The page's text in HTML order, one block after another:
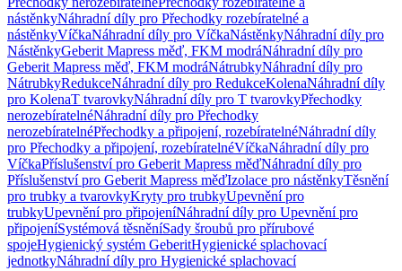
nástěnkyNáhradní díly pro Přechodky rozebíratelné a
nástěnkyVíčkaNáhradní díly pro VíčkaNástěnkyNáhradní díly pro
NástěnkyGeberit Mapress měď, FKM modráNáhradní díly pro
Geberit Mapress měď, FKM modráNátrubkyNáhradní díly pro
NátrubkyRedukceNáhradní díly pro RedukceKolenaNáhradní díly
pro KolenaT tvarovkyNáhradní díly pro T tvarovkyPřechodky
nerozebíratelnéNáhradní díly pro Přechodky
nerozebíratelnéPřechodky a připojení, rozebíratelnéNáhradní díly
pro Přechodky a připojení, rozebíratelnéVíčkaNáhradní díly pro
VíčkaPříslušenství pro Geberit Mapress měďNáhradní díly pro
Příslušenství pro Geberit Mapress měďIzolace pro nástěnkyTěsnění
pro trubky a tvarovkyKryty pro trubkyUpevnění pro
trubkyUpevnění pro připojeníNáhradní díly pro Upevnění pro
připojeníSystémová těsněníSady šroubů pro přírubové
spojeHygienický systém GeberitHygienické splachovací
jednotkyNáhradní díly pro Hygienické splachovací